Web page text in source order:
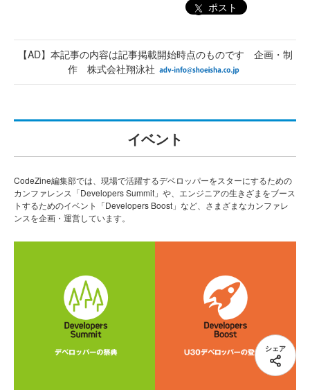
ポスト
【AD】本記事の内容は記事掲載開始時点のものです 企画・制
作 株式会社翔泳社
シェア
イベント
CodeZine編集部では、現場で活躍するデベロッパーをスターにするための
カンファレンス「Developers Summit」や、エンジニアの生きざまをブース
トするためのイベント「Developers Boost」など、さまざまなカンファレ
ンスを企画・運営しています。